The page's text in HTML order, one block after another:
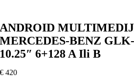
ANDROID
MERCEDES-BENZ
10.25″ 6+128 A Ili B
€ 420